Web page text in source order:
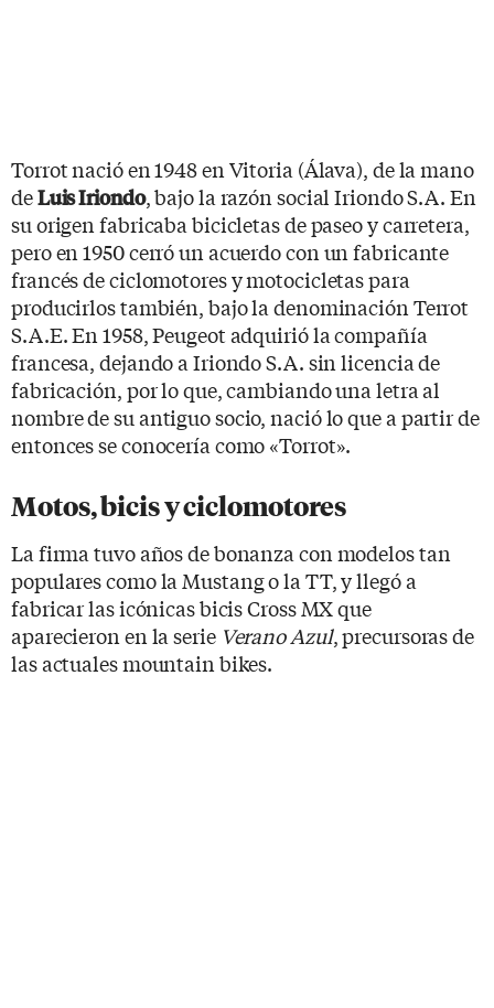
Torrot nació en 1948 en Vitoria (Álava), de la mano
deLuis Iriondo, bajo la razón social Iriondo S.A. En
su origen fabricaba bicicletas de paseo y carretera,
pero en 1950 cerró un acuerdo con un fabricante
francés de ciclomotores y motocicletas para
producirlos también, bajo la denominación Terrot
S.A.E. En 1958, Peugeot adquirió la compañía
francesa, dejando a Iriondo S.A. sin licencia de
fabricación, por lo que, cambiando una letra al
nombre de su antiguo socio, nació lo que a partir de
entonces se conocería como «Torrot».
Motos, bicis y ciclomotores
La firma tuvo años de bonanza con modelos tan
populares como la Mustang o la TT, y llegó a
fabricar las icónicas bicis Cross MX que
aparecieron en la serie Verano Azul, precursoras de
las actuales mountain bikes.